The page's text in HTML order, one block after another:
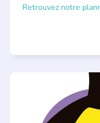
Retrouvez notre